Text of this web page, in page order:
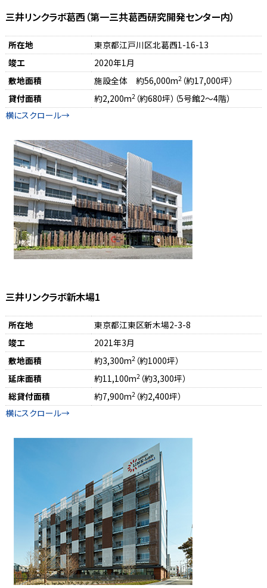
三井リンクラボ葛西（第一三共葛西研究開発センター内）
所在地
東京都江戸川区北葛西1-16-13
竣工
2020年1月
敷地面積
施設全体 約56,000m2（約17,000坪）
貸付面積
約2,200m2（約680坪）（5号館2～4階）
三井リンクラボ新木場1
所在地
東京都江東区新木場2-3-8
竣工
2021年3月
敷地面積
約3,300m2（約1000坪）
延床面積
約11,100m2（約3,300坪）
総貸付面積
約7,900m2（約2,400坪）